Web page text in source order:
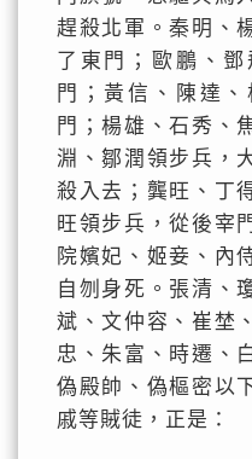
趕殺北軍。秦明、
了東門；歐鵬、
門；黃信、陳達
門；楊雄、石秀、
淵、鄒潤領步兵，
殺入去；龔旺、丁
旺領步兵，從後宰
院嬪妃、姬妾、內
自刎身死。張清、
斌、文仲容、崔埜
忠、朱富、時遷、
偽殿帥、偽樞密以
戚等賊徒，正是：